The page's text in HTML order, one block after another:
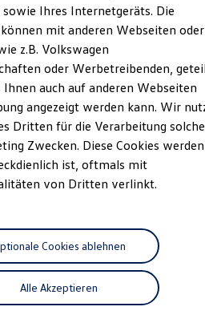
und Sicherheitssysteme
und Ölverdünnung
und Lifestyle Produkte
für Privatkunden
für Gewerbekunden
Ladekabel
Laden
2025
Ihres Internetgeräts. Die
mit anderen Webseiten oder
z.B. Volkswagen
oder Werbetreibenden,
Ihnen auch auf anderen Webseiten
angezeigt werden kann. Wir
Dritten für die Verarbeitung
Zwecken. Diese Cookies
ist, oftmals mit
von Dritten verlinkt.
Alle Akzeptieren
Cookies ablehnen